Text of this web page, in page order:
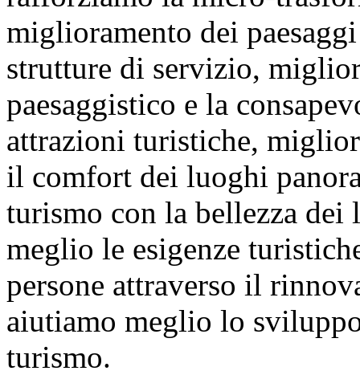
miglioramento dei
strutture di servizio,
paesaggistico e la
attrazioni turistiche,
il comfort dei luoghi
turismo con la bellezza
meglio le esigenze
persone attraverso il
aiutiamo meglio lo
turismo.